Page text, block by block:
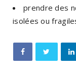
prendre des
isolées ou